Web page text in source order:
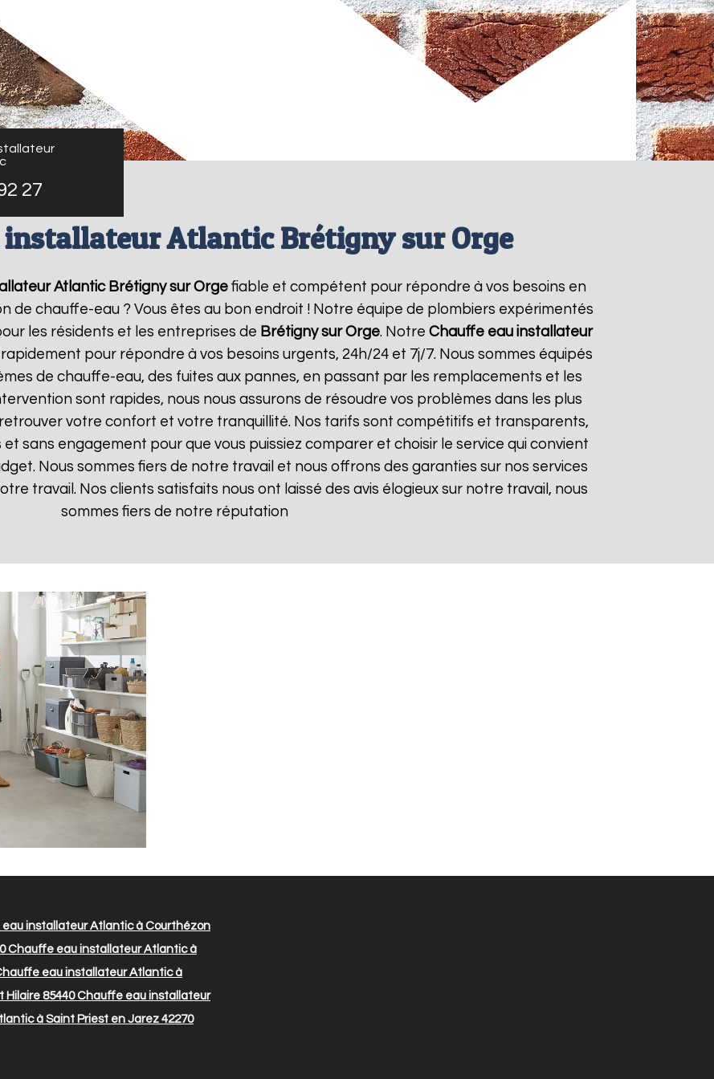
27
installateur Atlantic Brétigny sur Orge
Atlantic Brétigny sur Orgefiable et compétent pour répondre à vos besoins en
de chauffe-eau ? Vous êtes au bon endroit ! Notre équipe de plombiers expérimentés
les résidents et les entreprises de Brétigny sur Orge. Notre Chauffe eau installateur
pour répondre à vos besoins urgents, 24h/24 et 7j/7. Nous sommes équipés
de chauffe-eau, des fuites aux pannes, en passant par les remplacements et les
sont rapides, nous nous assurons de résoudre vos problèmes dans les plus
retrouver votre confort et votre tranquillité. Nos tarifs sont compétitifs et transparents,
sans engagement pour que vous puissiez comparer et choisir le service qui convient
Nous sommes fiers de notre travail et nous offrons des garanties sur nos services
travail. Nos clients satisfaits nous ont laissé des avis élogieux sur notre travail, nous
sommes fiers de notre réputation
installateur Atlantic à Courthézon
Chauffe eau installateur Atlantic à
eau installateur Atlantic à
85440Chauffe eau installateur
à Saint Priest en Jarez 42270